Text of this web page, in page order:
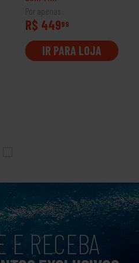
Por apenas
R$ 44999
IR PARA LOJA
E RECEBA